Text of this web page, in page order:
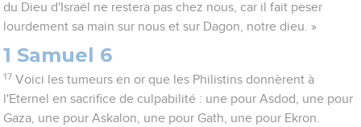
du Dieu d'Israël ne restera pas chez nous, car il fait peser
lourdement sa main sur nous et sur Dagon, notre dieu. »
1 Samuel 6
17 Voici les tumeurs en or que les Philistins donnèrent à
l'Eternel en sacrifice de culpabilité : une pour Asdod, une pour
Gaza, une pour Askalon, une pour Gath, une pour Ekron.